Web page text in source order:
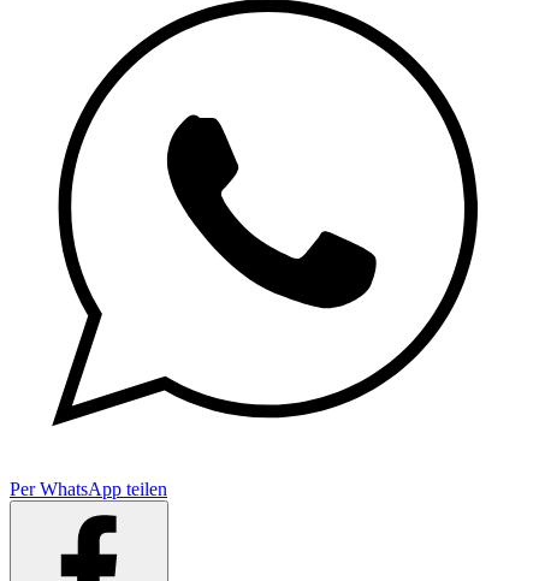
Per WhatsApp teilen